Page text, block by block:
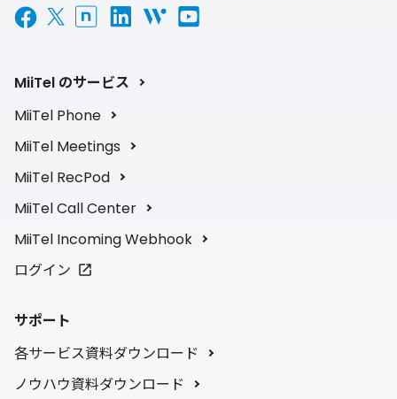
MiiTel のサービス
MiiTel Phone
MiiTel Meetings
MiiTel RecPod
MiiTel Call Center
MiiTel Incoming Webhook
ログイン
サポート
各サービス資料ダウンロード
ノウハウ資料ダウンロード